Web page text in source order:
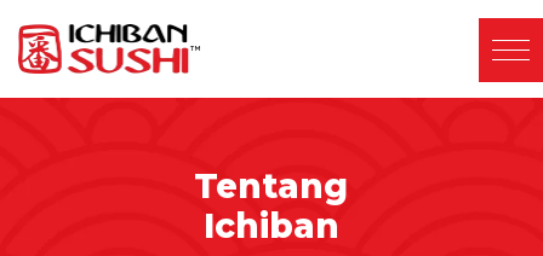
Tentang
Ichiban